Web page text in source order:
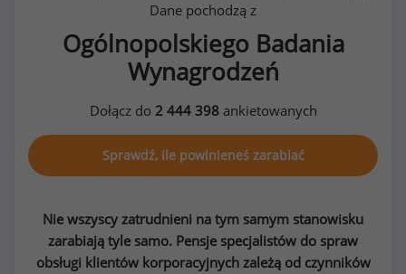
Dane pochodzą z
Ogólnopolskiego Badania
Wynagrodzeń
Dołącz do 2 444 398ankietowanych
Sprawdź, ile powinieneś zarabiać
Nie wszyscy zatrudnieni na tym samym stanowisku
zarabiają tyle samo. Pensje specjalistów do spraw
obsługi klientów korporacyjnych zależą od czynników